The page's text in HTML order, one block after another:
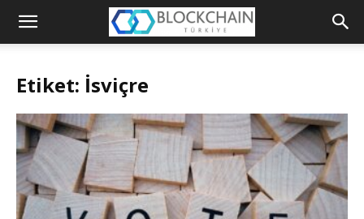
Blockchain
Etiket: İsviçre